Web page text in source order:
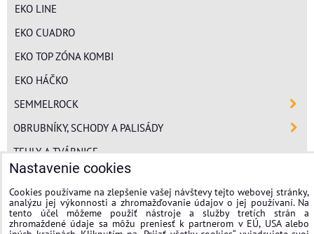
EKO LINE
EKO CUADRO
EKO TOP ZÓNA KOMBI
EKO HÁČKO
SEMMELROCK
OBRUBNÍKY, SCHODY A PALISÁDY
TEHLY A TVÁRNICE
POLYSTYRÉN
MINERÁLNA VLNA
FASÁDNE OMIETKY
Nastavenie cookies
Cookies používame na zlepšenie vašej návštevy tejto webovej stránky,
analýzu jej výkonnosti a zhromažďovanie údajov o jej používaní. Na
tento účel môžeme použiť nástroje a služby tretích strán a
zhromaždené údaje sa môžu preniesť k partnerom v EÚ, USA alebo